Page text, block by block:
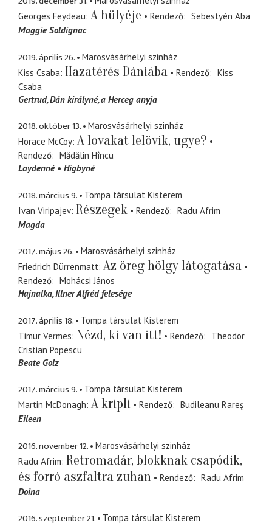
Georges Feydeau A hülyéje Rendező
Sebestyén Aba
Maggie Soldignac
2019. április 26.
Marosvásárhelyi szinház
Kiss Csaba Hazatérés Dániába Rendező
Kiss
Csaba
Gertrud Dán királyné, a Herceg anyja
2018. október 13.
Marosvásárhelyi szinház
Horace McCoy A lovakat lelövik, ugye?
Rendező
Mădălin Hîncu
Laydenné
Higbyné
2018. március 9.
Tompa társulat Kisterem
Ivan Viripajev Részegek Rendező
Radu Afrim
Magda
2017. május 26.
Marosvásárhelyi szinház
Friedrich Dürrenmatt Az öreg hölgy látogatása
Rendező
Mohácsi János
Hajnalka Illner Alfréd felesége
2017. április 18.
Tompa társulat Kisterem
Timur Vermes Nézd, ki van itt! Rendező
Theodor
Cristian Popescu
Beate Golz
2017. március 9.
Tompa társulat Kisterem
Martin McDonagh A kripli Rendező
Budileanu Rareş
Eileen
2016. november 12.
Marosvásárhelyi szinház
Radu Afrim Retromadár, blokknak csapódik,
és forró aszfaltra zuhan
Rendező
Radu Afrim
Doina
2016. szeptember 21. Tompa társulat Kisterem